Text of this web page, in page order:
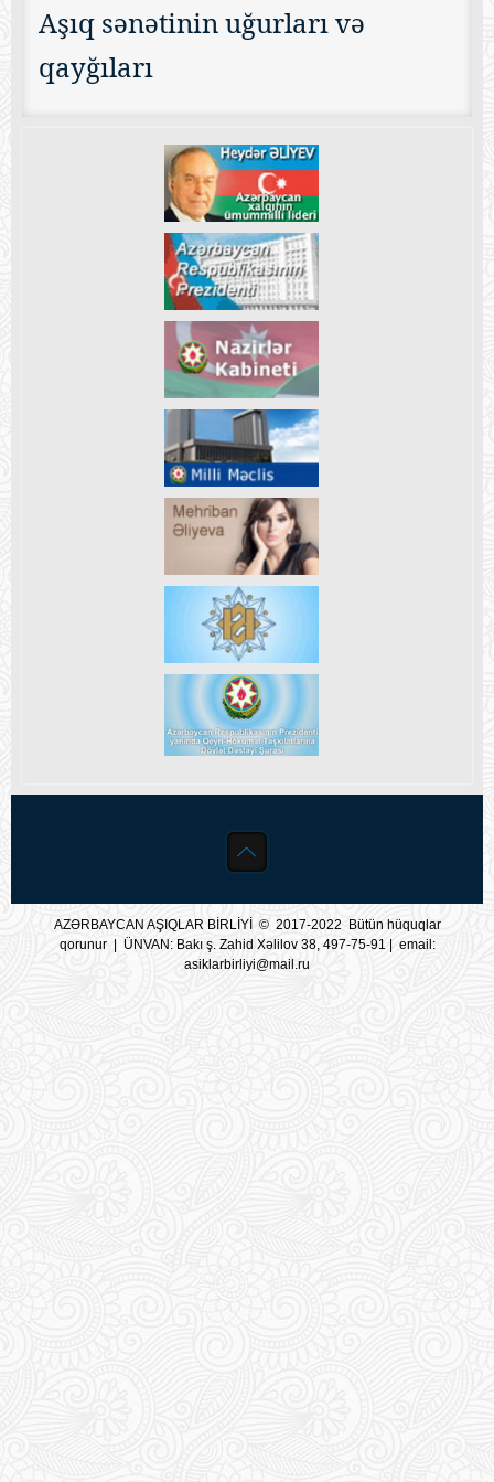
Aşıq sənətinin uğurları və
qayğıları
AZƏRBAYCAN AŞIQLAR BİRLİYİ © 2017-2022 Bütün hüquqlar
qorunur | ÜNVAN: Bakı ş. Zahid Xəlilov 38, 497-75-91 | email:
asiklarbirliyi@mail.ru